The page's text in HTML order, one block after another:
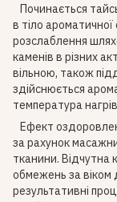
Починається
в тіло ароматичної
розслаблення
каменів в різних
вільною, також
здійснюється
температура
Ефект
за рахунок
тканини. Відчутна
обмежень за віком
результативні